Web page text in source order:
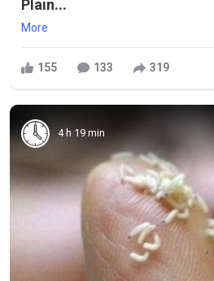
Plain...
More
155 133 319
4 h 19 min